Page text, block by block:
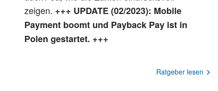
zeigen. +++ UPDATE (02/2023): Mobile
Payment boomt und Payback Pay ist in
Polen gestartet. +++
Ratgeber lesen